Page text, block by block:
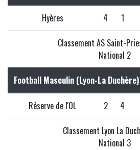
Hyères 4 1
Classement AS Saint-
National 2
Football Masculin (Lyon-La Duchère)
Réserve de l'OL 2 4
Classement Lyon La
National 3